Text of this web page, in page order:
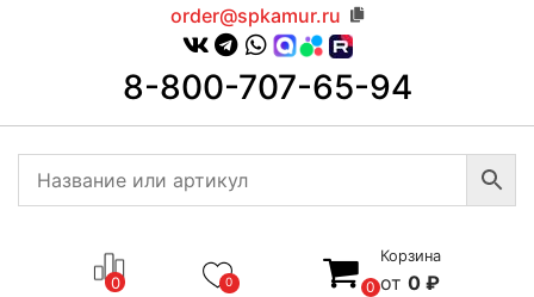
order@spkamur.ru
8-800-707-65-94
0 0 0
Корзина
0 ₽